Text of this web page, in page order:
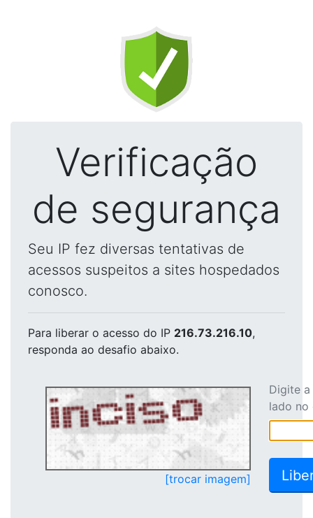
Verificação
de segurança
Seu IP fez diversas tentativas de
acessos suspeitos a sites hospedados
conosco.
Para liberar o acesso do IP 216.73.216.10,
responda ao desafio abaixo.
[trocar imagem]
Digite
lado no